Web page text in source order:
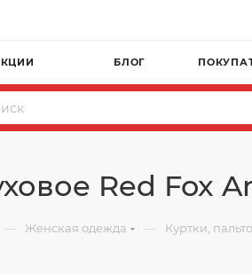
БЛОГ
Red Fox
— Женская одежда — Куртки, пальто